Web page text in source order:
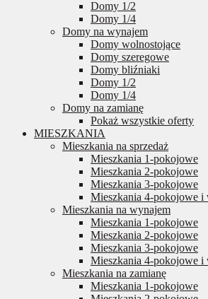
Domy 1/2
Domy 1/4
Domy na wynajem
Domy wolnostojące
Domy szeregowe
Domy bliźniaki
Domy 1/2
Domy 1/4
Domy na zamianę
Pokaż wszystkie oferty
MIESZKANIA
Mieszkania na sprzedaż
Mieszkania 1-pokojowe
Mieszkania 2-pokojowe
Mieszkania 3-pokojowe
Mieszkania 4-pokojowe i
Mieszkania na wynajem
Mieszkania 1-pokojowe
Mieszkania 2-pokojowe
Mieszkania 3-pokojowe
Mieszkania 4-pokojowe i
Mieszkania na zamianę
Mieszkania 1-pokojowe